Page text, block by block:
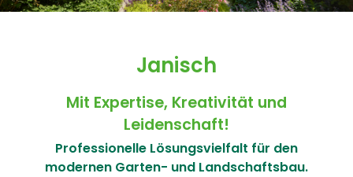
Janisch
Mit Expertise, Kreativität und
Leidenschaft!
Professionelle Lösungsvielfalt für den
modernen Garten- und Landschaftsbau.